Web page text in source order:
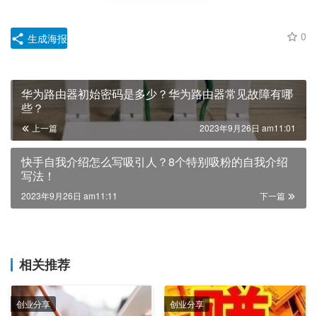
0
生成海报
华为路由器初始密码是多少？华为路由器常见故障有哪
些？
上一篇 2023年9月26日 am11:01
快手自我介绍怎么写吸引人？8个特别吸粉的自我介绍
写法！
下一篇
2023年9月26日 am11:11
相关推荐
创业分享 创业分享